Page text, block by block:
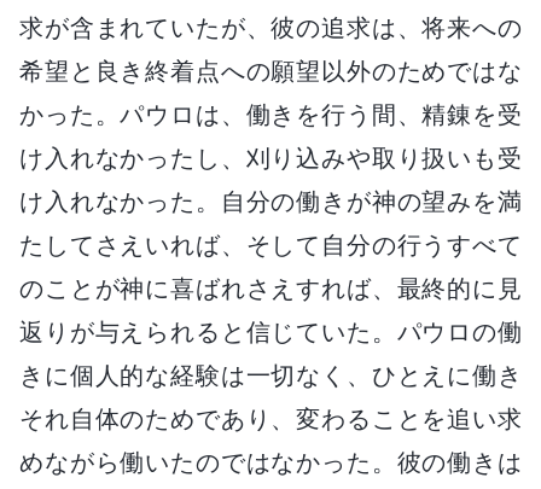
求が含まれていたが、彼の追求は、将来への
希望と良き終着点への願望以外のためではな
かった。パウロは、働きを行う間、精錬を受
け入れなかったし、刈り込みや取り扱いも受
け入れなかった。自分の働きが神の望みを満
たしてさえいれば、そして自分の行うすべて
のことが神に喜ばれさえすれば、最終的に見
返りが与えられると信じていた。パウロの働
きに個人的な経験は一切なく、ひとえに働き
それ自体のためであり、変わることを追い求
めながら働いたのではなかった。彼の働きは